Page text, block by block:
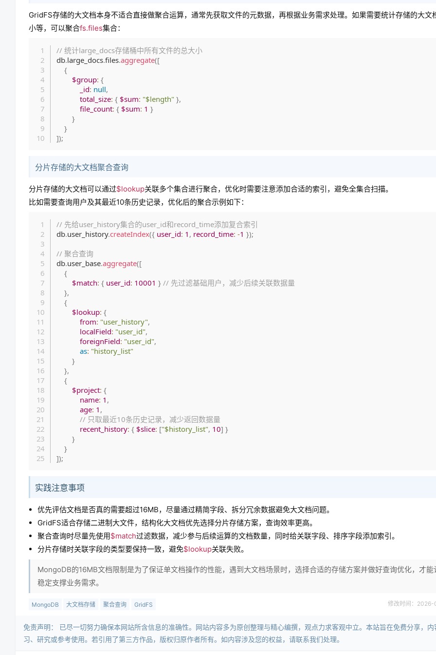
GridFS存储的大文档本身不适合直接做聚合运算，通常先获取文件的元数据，再根据业务需求处理。如果需要统计存储的大文
小等，可以聚合fs.files集合：
// 统计large_docs存储桶中所有文件的总大小
db.large_docs.files.aggregate([
{
$group: {
_id: null,
total_size: { $sum: "$length" },
file_count: { $sum: 1 }
}
}
]);
分片存储的大文档聚合查询
分片存储的大文档可以通过$lookup关联多个集合进行聚合，优化时需要注意添加合适的索引，避免全集合扫描。
比如需要查询用户及其最近10条历史记录，优化后的聚合示例如下：
// 先给user_history集合的user_id和record_time添加复合索引
db.user_history.createIndex({ user_id: 1 , record_time: -1 });
// 聚合查询
db.user_base.aggregate([
{
$match: { user_id: 10001 } // 先过滤基础用户，减少后续关联数据量
},
{
$lookup: {
from: "user_history",
localField: "user_id",
foreignField: "user_id",
as: "history_list"
}
},
{
$project: {
name: 1 ,
age: 1 ,
// 只取最近10条历史记录，减少返回数据量
recent_history: { $slice: ["$history_list", 10] }
}
}
]);
实践注意事项
优先评估文档是否真的需要超过16MB，尽量通过精简字段、拆分冗余数据避免大文档问题。
GridFS适合存储二进制大文件，结构化大文档优先选择分片存储方案，查询效率更高。
聚合查询时尽量先使用$match过滤数据，减少参与后续运算的文档数量，同时给关联字段、排序字段添加索引。
分片存储时关联字段的类型要保持一致，避免$lookup关联失败。
MongoDB的16MB文档限制是为了保证单文档操作的性能，遇到大文档场景时，选择合适的存储方案并做好查询优化，才能
稳定支撑业务需求。
MongoDB 大文档存储 聚合查询 GridFS 修改时间：
免责声明：​ 已尽一切努力确保本网站所含信息的准确性。网站内容多为原创整理与精心编撰，观点力求客观中立。本站旨在免费分享，
习、研究或参考使用。若引用了第三方作品，版权归原作者所有。如内容涉及您的权益，请联系我们处理。